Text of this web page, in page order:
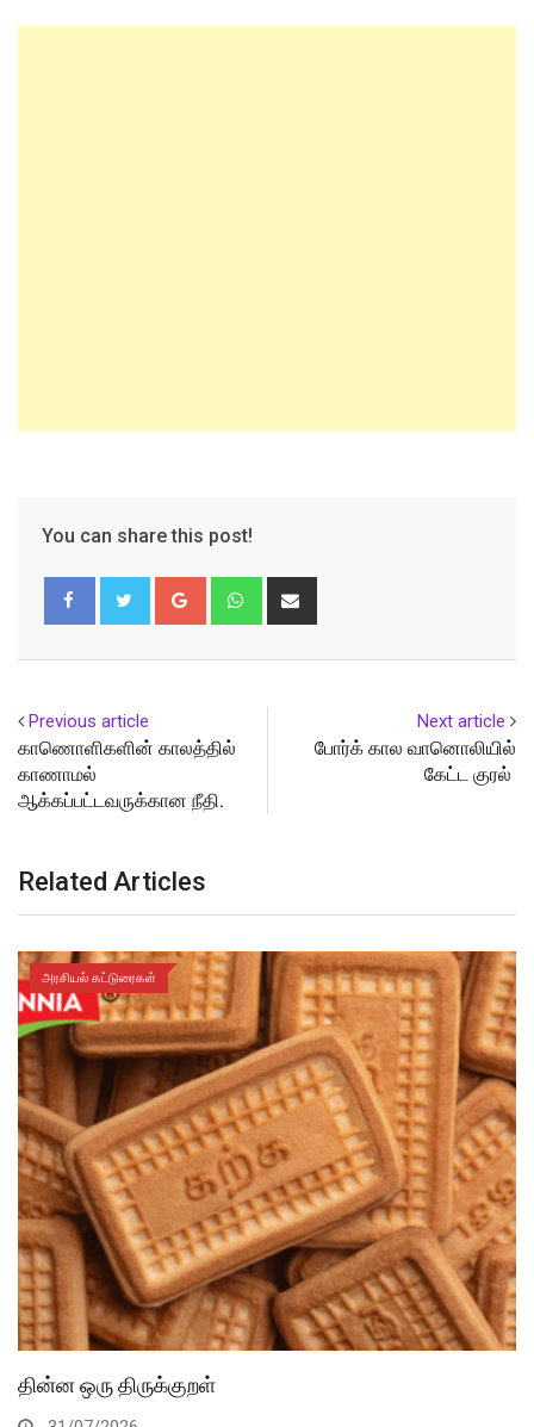
You can share this post!
Google+ Whatsapp
Previous article
காணொளிகளின் காலத்தில்
காணாமல்
ஆக்கப்பட்டவருக்கான நீதி.
Next article
போர்க் கால வானொலியில்
கேட்ட குரல்
Related Articles
அரசியல் கட்டுரைகள்
தின்ன ஒரு திருக்குறள்